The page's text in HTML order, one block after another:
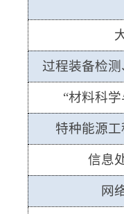
过程装备检
“材料科
特种能源
信息
网